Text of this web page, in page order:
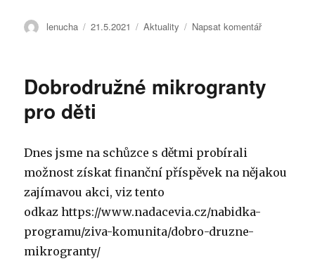
Autor:
lenucha Publikováno:
21.5.2021 Rubriky:
Aktuality Napsat komentářpro
Vědomostní
kvíz
–
Dobrodružné mikrogranty
pro děti
Dnes jsme na schůzce s dětmi probírali
možnost získat finanční příspěvek na nějakou
zajímavou akci, viz tento
odkaz https://www.nadacevia.cz/nabidka-
programu/ziva-komunita/dobro-druzne-
mikrogranty/